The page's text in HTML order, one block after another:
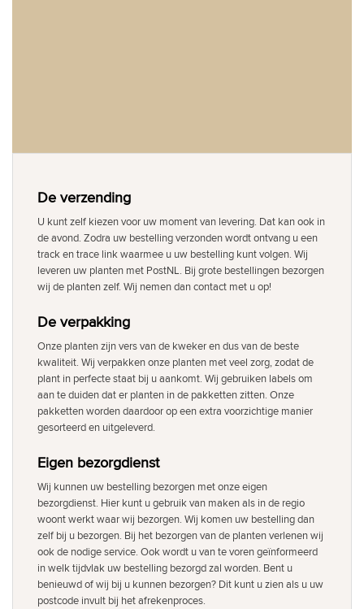
De verzending
U kunt zelf kiezen voor uw moment van levering. Dat kan ook in
de avond. Zodra uw bestelling verzonden wordt ontvang u een
track en trace link waarmee u uw bestelling kunt volgen. Wij
leveren uw planten met PostNL. Bij grote bestellingen bezorgen
wij de planten zelf. Wij nemen dan contact met u op!
De verpakking
Onze planten zijn vers van de kweker en dus van de beste
kwaliteit. Wij verpakken onze planten met veel zorg, zodat de
plant in perfecte staat bij u aankomt. Wij gebruiken labels om
aan te duiden dat er planten in de pakketten zitten. Onze
pakketten worden daardoor op een extra voorzichtige manier
gesorteerd en uitgeleverd.
Eigen bezorgdienst
Wij kunnen uw bestelling bezorgen met onze eigen
bezorgdienst. Hier kunt u gebruik van maken als in de regio
woont werkt waar wij bezorgen. Wij komen uw bestelling dan
zelf bij u bezorgen. Bij het bezorgen van de planten verlenen wij
ook de nodige service. Ook wordt u van te voren geïnformeerd
in welk tijdvlak uw bestelling bezorgd zal worden. Bent u
benieuwd of wij bij u kunnen bezorgen? Dit kunt u zien als u uw
postcode invult bij het afrekenproces.